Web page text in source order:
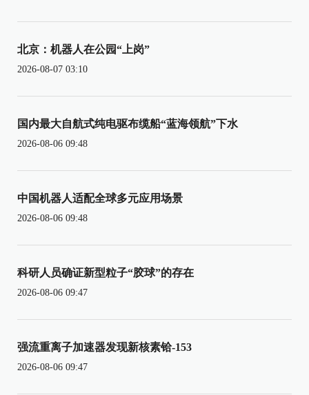
北京：机器人在公园“上岗”
2026-08-07 03:10
国内最大自航式纯电驱布缆船“蓝海领航”下水
2026-08-06 09:48
中国机器人适配全球多元应用场景
2026-08-06 09:48
科研人员确证新型粒子“胶球”的存在
2026-08-06 09:47
强流重离子加速器发现新核素铪-153
2026-08-06 09:47